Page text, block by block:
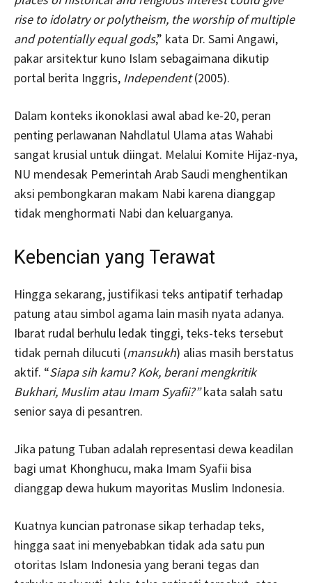
rise to idolatry or polytheism, the worship of multiple
and potentially equal gods,” kata Dr. Sami Angawi,
pakar arsitektur kuno Islam sebagaimana dikutip
portal berita Inggris, Independent(2005).
Dalam konteks ikonoklasi awal abad ke-20, peran
penting perlawanan Nahdlatul Ulama atas Wahabi
sangat krusial untuk diingat. Melalui Komite Hijaz-nya,
NU mendesak Pemerintah Arab Saudi menghentikan
aksi pembongkaran makam Nabi karena dianggap
tidak menghormati Nabi dan keluarganya.
Kebencian yang Terawat
Hingga sekarang, justifikasi teks antipatif terhadap
patung atau simbol agama lain masih nyata adanya.
Ibarat rudal berhulu ledak tinggi, teks-teks tersebut
tidak pernah dilucuti (mansukh) alias masih berstatus
aktif. “Siapa sih kamu? Kok, berani mengkritik
Bukhari, Muslim atau Imam Syafii?”kata salah satu
senior saya di pesantren.
Jika patung Tuban adalah representasi dewa keadilan
bagi umat Khonghucu, maka Imam Syafii bisa
dianggap dewa hukum mayoritas Muslim Indonesia.
Kuatnya kuncian patronase sikap terhadap teks,
hingga saat ini menyebabkan tidak ada satu pun
otoritas Islam Indonesia yang berani tegas dan